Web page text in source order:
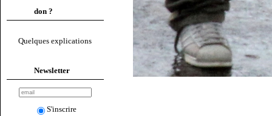
don ?
Quelques explications
Newsletter
S'inscrire